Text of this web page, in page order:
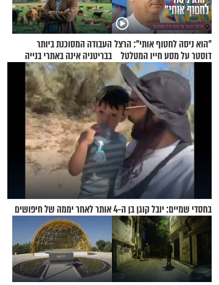
"הוא ניסה לחטוף אותי": הרצל
דוסטר על מסע חייו המטלטל
העבודה המסוכנת ביותר
בבריטניה אינה באתרי בנייה
אלא דווקא בשדות
בחסדי שמיים: יובל קוגן בן ה-4 אותר לאחר יממה של חיפושים